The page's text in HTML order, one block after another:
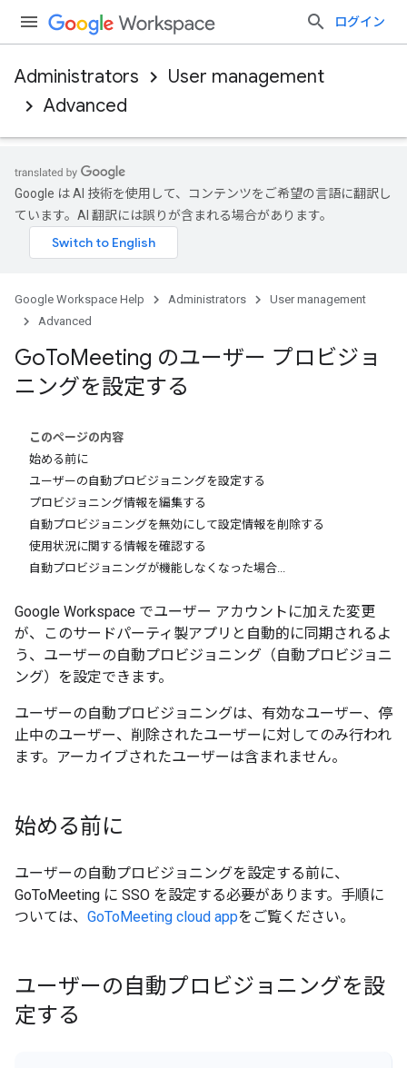
ログイン
Administrators
User management
Advanced
Google は AI 技術を使用して、コンテンツをご希望の言語に翻訳し
ています。AI 翻訳には誤りが含まれる場合があります。
Google Workspace Help Administrators
User management
Advanced
GoToMeeting のユーザー プロビジョ
ニングを設定する
このページの内容
始める前に
ユーザーの自動プロビジョニングを設定する
プロビジョニング情報を編集する
自動プロビジョニングを無効にして設定情報を削除する
使用状況に関する情報を確認する
自動プロビジョニングが機能しなくなった場合...
Google Workspace でユーザー アカウントに加えた変更
が、このサードパーティ製アプリと自動的に同期されるよ
う、ユーザーの自動プロビジョニング（自動プロビジョニ
ング）を設定できます。
ユーザーの自動プロビジョニングは、有効なユーザー、停
止中のユーザー、削除されたユーザーに対してのみ行われ
ます。アーカイブされたユーザーは含まれません。
始める前に
ユーザーの自動プロビジョニングを設定する前に、
GoToMeeting に SSO を設定する必要があります。手順に
ついては、 GoToMeeting cloud appをご覧ください。
ユーザーの自動プロビジョニングを設
定する